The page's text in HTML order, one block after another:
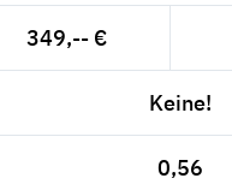
349,-- €
Keine!
0,56